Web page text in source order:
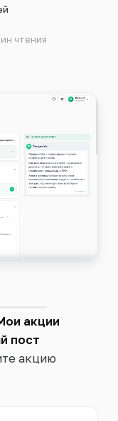
чтения
акции
пост
акцию